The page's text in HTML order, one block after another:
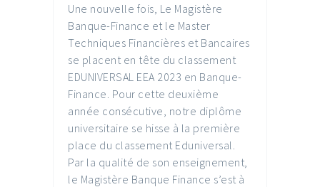
Une nouvelle fois, Le Magistère
Banque-Finance et le Master
Techniques Financières et Bancaires
se placent en tête du classement
EDUNIVERSAL EEA 2023 en Banque-
Finance. Pour cette deuxième
année consécutive, notre diplôme
universitaire se hisse à la première
place du classement Eduniversal.
Par la qualité de son enseignement,
le Magistère Banque Finance s’est à